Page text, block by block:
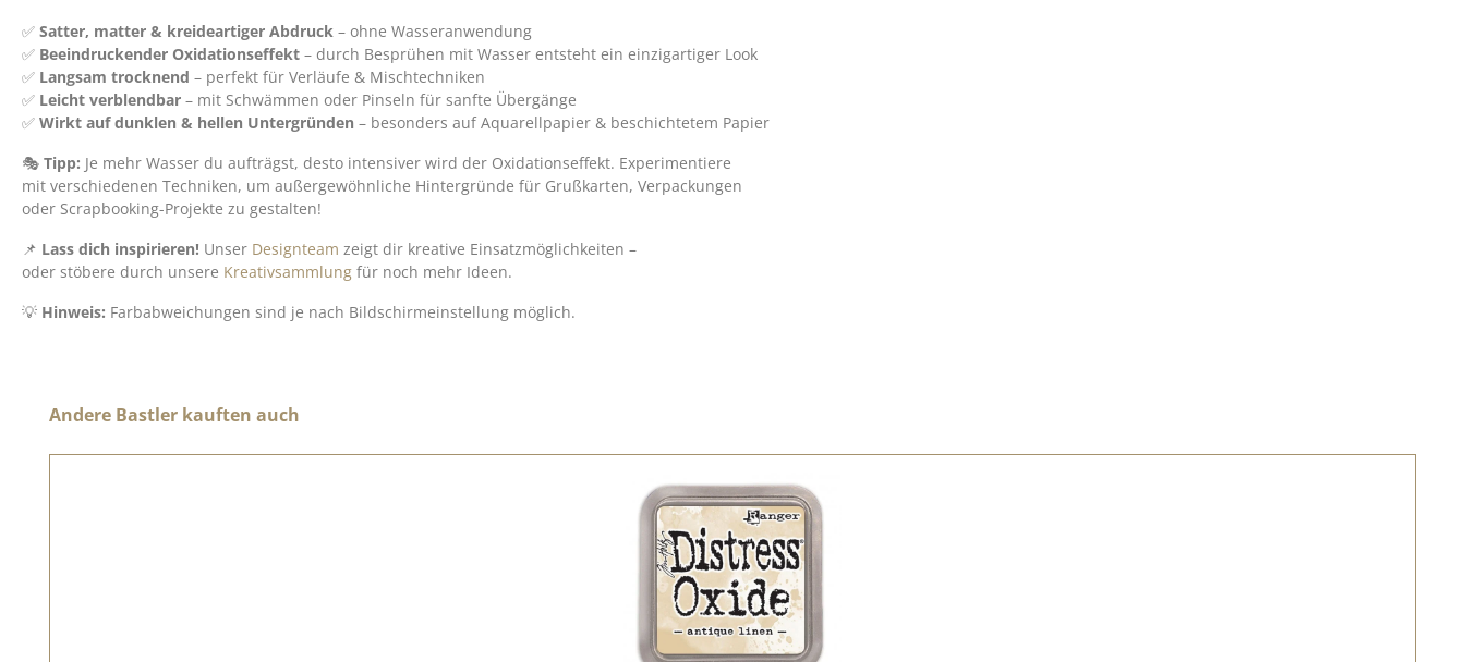
✅ Satter, matter & kreideartiger Abdruck – ohne Wasseranwendung
✅ Beeindruckender Oxidationseffekt – durch Besprühen mit Wasser entsteht ein einzigartiger Look
✅ Langsam trocknend – perfekt für Verläufe & Mischtechniken
✅ Leicht verblendbar – mit Schwämmen oder Pinseln für sanfte Übergänge
✅ Wirkt auf dunklen & hellen Untergründen – besonders auf Aquarellpapier & beschichtetem Papier
🎭 Tipp: Je mehr Wasser du aufträgst, desto intensiver wird der Oxidationseffekt. Experimentiere
mit verschiedenen Techniken, um außergewöhnliche Hintergründe für Grußkarten, Verpackungen
oder Scrapbooking-Projekte zu gestalten!
📌 Lass dich inspirieren! Unser Designteam zeigt dir kreative Einsatzmöglichkeiten –
oder stöbere durch unsere Kreativsammlung für noch mehr Ideen.
💡 Hinweis: Farbabweichungen sind je nach Bildschirmeinstellung möglich.
Produktgalerie überspringen
Andere Bastler kauften auch